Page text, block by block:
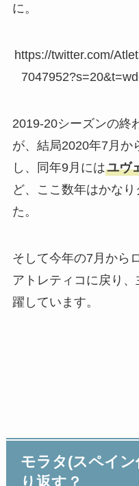
に。
https://twitter.com/
2019-20シーズンの終
が、結局2020年7月か
し、同年9月にはユヴ
ど、ここ数年はかな
た。
そして今年の7月から
アトレティコに戻り
躍しています。
モラタ(スペイ
り返す？